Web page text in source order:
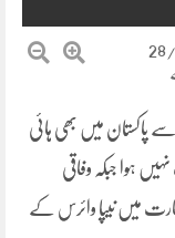
پاکستان میں بھی ہائی
ہوا جبکہ وفاقی
میں نیپا وائرس کے